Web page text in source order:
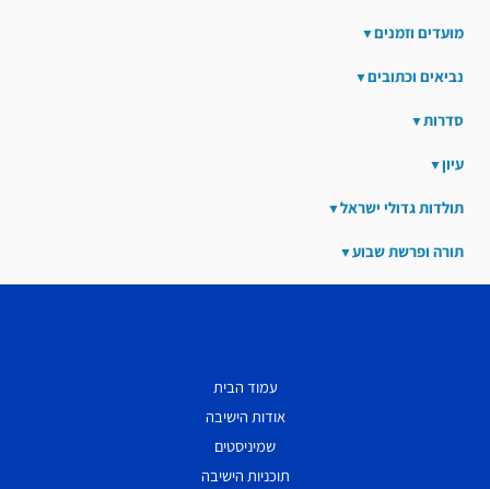
מועדים וזמנים
נביאים וכתובים
סדרות
עיון
תולדות גדולי ישראל
תורה ופרשת שבוע
עמוד הבית
אודות הישיבה
שמיניסטים
תוכניות הישיבה